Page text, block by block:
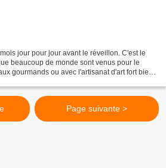
jour pour jour avant le réveillon. C'est le
beaucoup de monde sont venus pour le
gourmands ou avec l'artisanat d'art fort bien
Page suivante >